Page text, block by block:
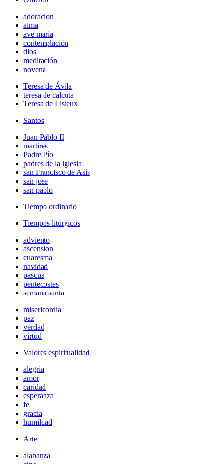
adoracion
alma
ave maria
contemplación
dios
meditación
novena
Teresa de Ávila
teresa de calcuta
Teresa de Lisieux
Santos
Juan Pablo II
martires
Padre Pío
padres de la iglesia
san Francisco de Asís
san jose
san pablo
Tiempo ordinario
Tiempos litúrgicos
adviento
ascension
cuaresma
navidad
pascua
pentecostes
semana santa
misericordia
paz
verdad
virtud
Valores espiritualidad
alegria
amor
caridad
esperanza
fe
gracia
humildad
Arte
alabanza